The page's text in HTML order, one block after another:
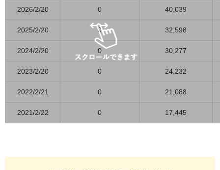
2026/2/20 0 40,039
2025/2/20 0 32,598
2024/2/20 0 30,277
2023/2/20 0 24,232
2022/2/21 0 21,088
2021/2/22 0 17,445